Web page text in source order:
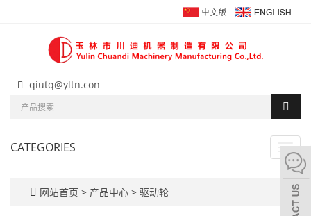
qiutq@yltn.con
CATEGORIES
网站首页 > 产品中心 > 驱动轮